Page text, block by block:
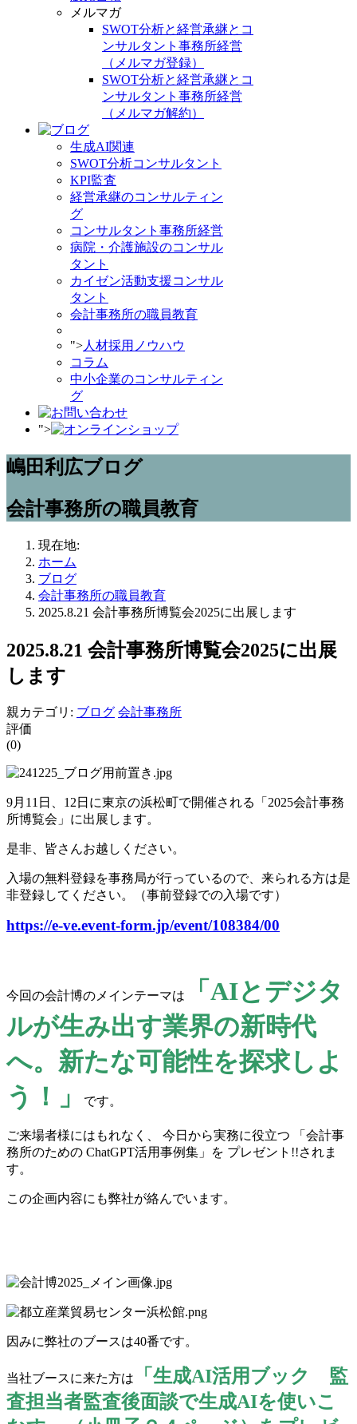
メルマガ
SWOT分析と経営承継とコ
ンサルタント事務所経営
（メルマガ登録）
SWOT分析と経営承継とコ
ンサルタント事務所経営
（メルマガ解約）
生成AI関連
SWOT分析コンサルタント
KPI監査
経営承継のコンサルティン
グ
コンサルタント事務所経営
病院・介護施設のコンサル
タント
カイゼン活動支援コンサル
タント
会計事務所の職員教育
">人材採用ノウハウ
コラム
中小企業のコンサルティン
グ
">
嶋田利広ブログ
会計事務所の職員教育
現在地:
ホーム
ブログ
会計事務所の職員教育
2025.8.21 会計事務所博覧会2025に出展します
2025.8.21 会計事務所博覧会2025に出展
します
親カテゴリ: ブログ 会計事務所
評価
(0)
9月11日、12日に東京の浜松町で開催される「2025会計事務
所博覧会」に出展します。
是非、皆さんお越しください。
入場の無料登録を事務局が行っているので、来られる方は是
非登録してください。（事前登録での入場です）
https://e-ve.event-form.jp/event/108384/00
今回の会計博のメインテーマは
「AIとデジタ
ルが生み出す業界の新時代
へ。新たな可能性を探求しよ
う！」
です。
ご来場者様にはもれなく、 今日から実務に役立つ 「会計事
務所のための ChatGPT活用事例集」を プレゼント!!されま
す。
この企画内容にも弊社が絡んでいます。
因みに弊社のブースは40番です。
当社ブースに来た方は
「生成AI活用ブック 監
査担当者監査後面談で生成AIを使いこ